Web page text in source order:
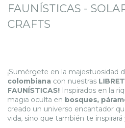
FAUNÍSTICAS -
CRAFTS
¡Sumérgete en la majestuosidad
colombiana con nuestras
FAUNÍSTICAS! Inspirados en la
magia oculta en bosques,
creado un universo encantador
vida, sino que también te inspirará